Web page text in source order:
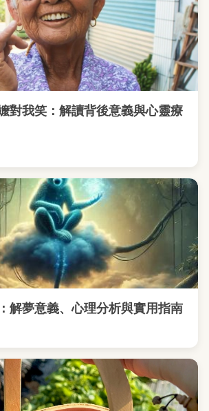
對我笑：解讀背後意義與心靈療
解夢意義、心理分析與實用指南